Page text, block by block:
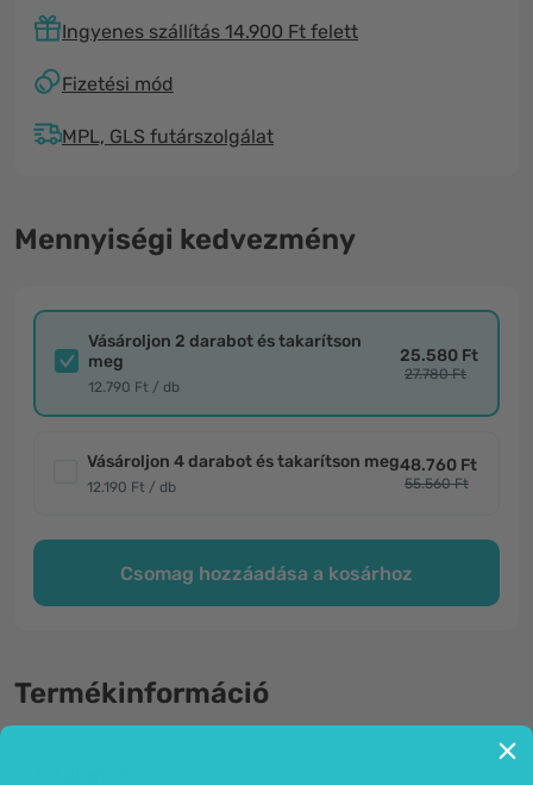
Ingyenes szállítás 14.900 Ft felett
Fizetési mód
MPL, GLS futárszolgálat
Mennyiségi kedvezmény
Vásároljon 2 darabot és takarítson
meg
12.790 Ft / db
25.580 Ft
27.780 Ft
Vásároljon 4 darabot és takarítson meg
12.190 Ft / db
48.760 Ft
55.560 Ft
Csomag hozzáadása a kosárhoz
Termékinformáció